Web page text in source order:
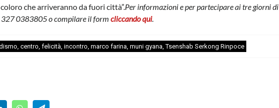
che arriveranno da fuori città”.Per informazioni e per partecipare ai tre giorni di
327 0383805 o compilare il formcliccando qui.
,centro ,felicità ,incontro ,marco farina ,muni gyana ,Tsenshab Serkong Rinpoce